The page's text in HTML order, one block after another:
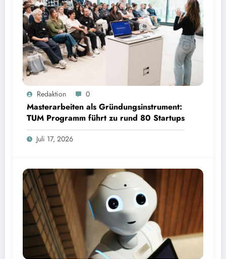
Masterarbeiten als Gründungsinstrument: TUM Programm führt zu rund 80 Startups | Bild:
TUM
Redaktion 0
Masterarbeiten als Gründungsinstrument:
TUM Programm führt zu rund 80 Startups
Juli 17, 2026